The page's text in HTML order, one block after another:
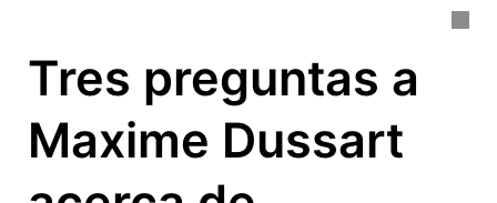
Tres preguntas a
Maxime Dussart